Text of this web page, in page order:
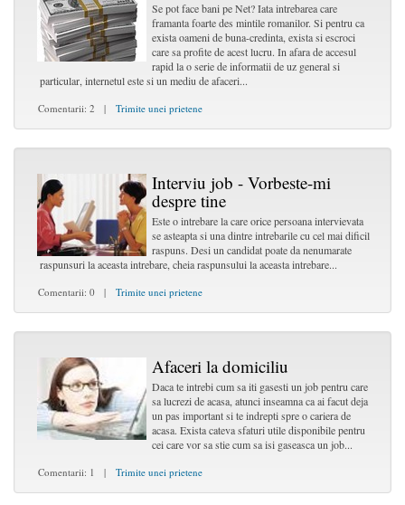
Se pot face bani pe Net? Iata intrebarea care
framanta foarte des mintile romanilor. Si pentru ca
exista oameni de buna-credinta, exista si escroci
care sa profite de acest lucru. In afara de accesul
rapid la o serie de informatii de uz general si
particular, internetul este si un mediu de afaceri...
Comentarii: 2 | Trimite unei prietene
Interviu job - Vorbeste-mi
despre tine
Este o intrebare la care orice persoana intervievata
se asteapta si una dintre intrebarile cu cel mai dificil
raspuns. Desi un candidat poate da nenumarate
raspunsuri la aceasta intrebare, cheia raspunsului la aceasta intrebare...
Comentarii: 0 | Trimite unei prietene
Afaceri la domiciliu
Daca te intrebi cum sa iti gasesti un job pentru care
sa lucrezi de acasa, atunci inseamna ca ai facut deja
un pas important si te indrepti spre o cariera de
acasa. Exista cateva sfaturi utile disponibile pentru
cei care vor sa stie cum sa isi gaseasca un job...
Comentarii: 1 | Trimite unei prietene